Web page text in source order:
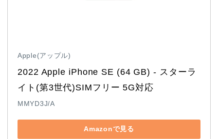
Apple(アップル)
2022 Apple iPhone SE (64 GB) - スターラ
イト(第3世代)SIMフリー 5G対応
MMYD3J/A
Amazonで見る